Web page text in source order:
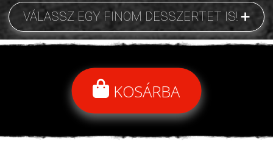
VÁLASSZ EGY FINOM DESSZERTET IS!
KOSÁRBA